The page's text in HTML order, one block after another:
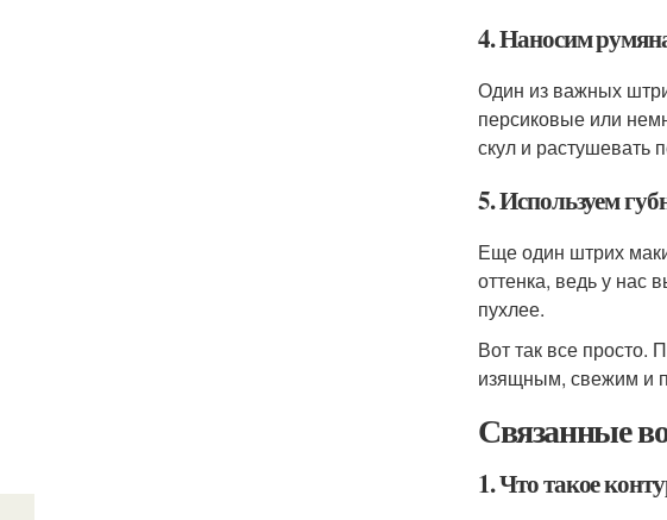
4. Наносим
Один из важных
персиковые или
скул и растушевать
5. Используем
Еще один штрих
оттенка, ведь у нас
пухлее.
Вот так все просто.
изящным, свежим и
Связанные
1. Что такое